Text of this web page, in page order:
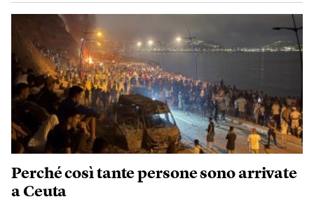
Perché così tante persone sono arrivate
a Ceuta